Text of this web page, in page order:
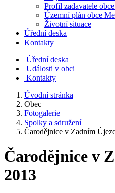
Profil zadavatele
Územní plán obce
Životní situace
Úřední deska
Kontakty
Úřední deska
Události v obci
Kontakty
Úvodní stránka
Obec
Fotogalerie
Spolky a sdružení
Čarodějnice v Zadním
Čarodějnice v
2013